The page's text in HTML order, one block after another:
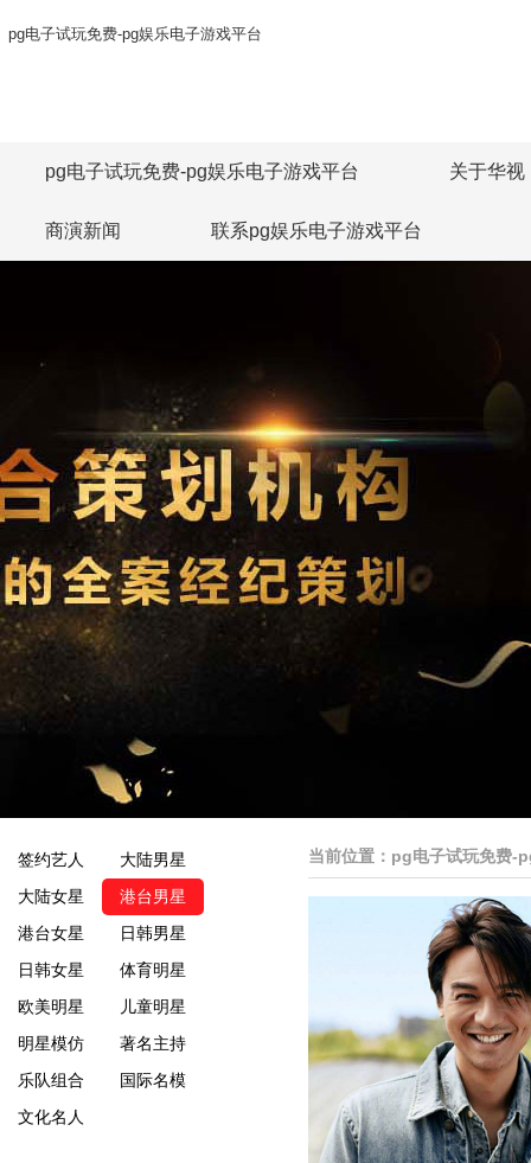
pg电子试玩免费-pg娱乐电子游戏平台
pg电子试玩免费-pg娱乐电子游戏平台 关于华视
商演新闻 联系pg娱乐电子游戏平台
签约艺人
大陆男星
大陆女星
港台男星
港台女星
日韩男星
日韩女星
体育明星
欧美明星
儿童明星
明星模仿
著名主持
乐队组合
国际名模
文化名人
当前位置： pg电子试玩免费-